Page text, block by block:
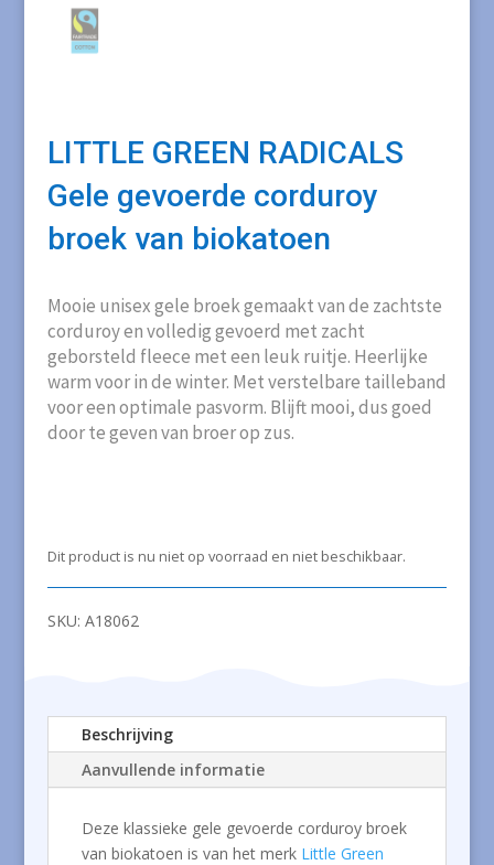
LITTLE GREEN RADICALS
Gele gevoerde corduroy
broek van biokatoen
Mooie unisex gele broek gemaakt van de zachtste
corduroy en volledig gevoerd met zacht
geborsteld fleece met een leuk ruitje. Heerlijke
warm voor in de winter. Met verstelbare tailleband
voor een optimale pasvorm. Blijft mooi, dus goed
door te geven van broer op zus.
Dit product is nu niet op voorraad en niet beschikbaar.
SKU: A18062
Beschrijving
Aanvullende informatie
Deze klassieke gele gevoerde corduroy broek
van biokatoen is van het merk Little Green